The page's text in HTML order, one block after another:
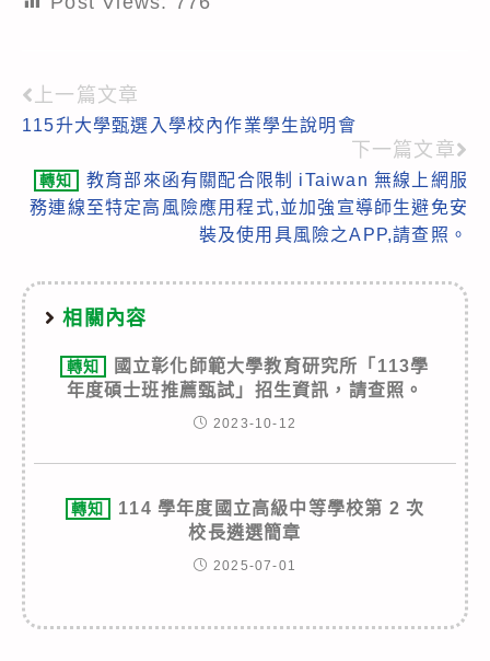
Read
more
articles
上一篇文章
115升大學甄選入學校內作業學生說明會
下一篇文章
轉知
教育部來函有關配合限制 iTaiwan 無線上網服
務連線至特定高風險應用程式,並加強宣導師生避免安
裝及使用具風險之APP,請查照。
相關內容
轉知
國立彰化師範大學教育研究所「113學
年度碩士班推薦甄試」招生資訊，請查照。
2023-10-12
轉知
114 學年度國立高級中等學校第 2 次
校長遴選簡章
2025-07-01